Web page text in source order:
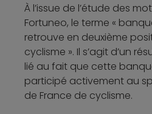
À l’issue de l’étude des
Fortuneo, le terme «
retrouve en deuxième
cyclisme ». Il s’agit d’un
lié au fait que cette
participé activement au
de France de cyclisme.